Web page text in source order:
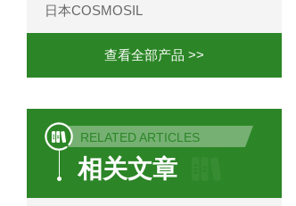
日本COSMOSIL
查看全部产品 >>
RELATED ARTICLES
相关文章